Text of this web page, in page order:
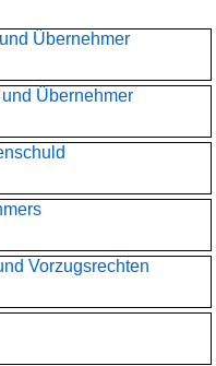
Übernehmer
Übernehmer
Vorzugsrechten